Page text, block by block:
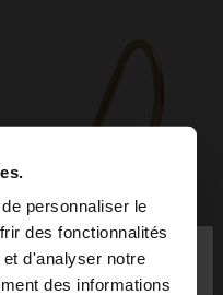
personnaliser le
des fonctionnalités
d'analyser notre
des informations
×